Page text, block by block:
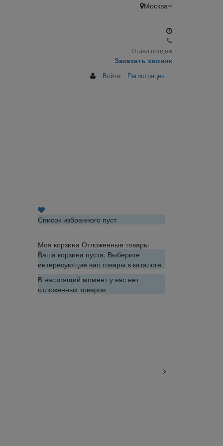
Москва
Отдел продаж
Заказать звонок
Войти Регистрация
Список избранного пуст
Моя корзина Отложенные товары
Ваша корзина пуста. Выберите
интересующие вас товары в каталоге
В настоящий момент у вас нет
отложенных товаров